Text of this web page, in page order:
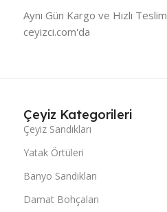
Aynı Gün Kargo ve Hızlı
ceyizci.com'da
Çeyiz Kategorileri
Çeyiz Sandıkları
Yatak Örtüleri
Banyo Sandıkları
Damat Bohçaları